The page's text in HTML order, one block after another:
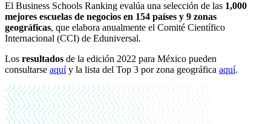
El Business Schools Ranking evalúa una selección de las 1,000
mejores escuelas de negocios en 154 países y 9 zonas
geográficas, que elabora anualmente el Comité Científico
Internacional (CCI) de Eduniversal.
Los resultados de la edición 2022 para México pueden
consultarse aquíy la lista del Top 3 por zona geográfica aquí.